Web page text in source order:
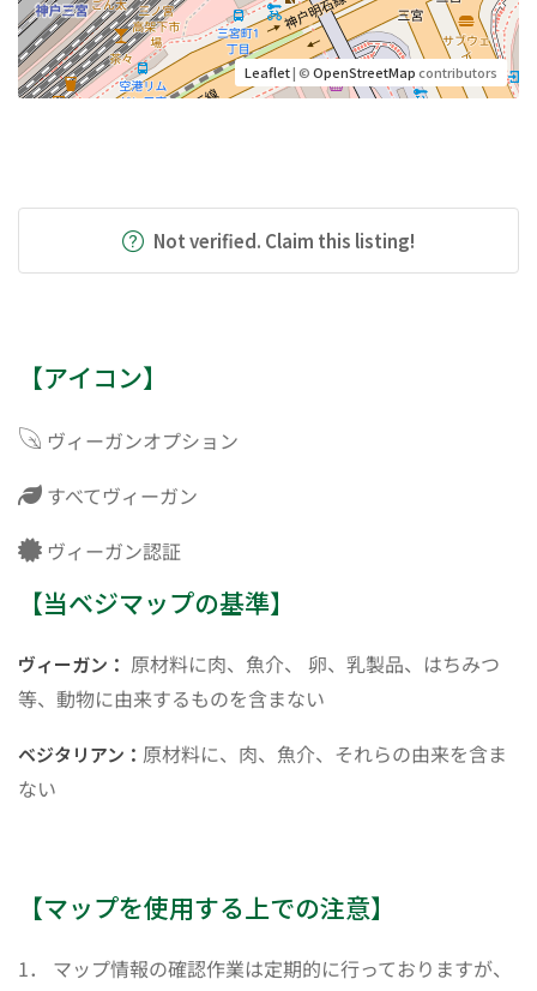
Leaflet| ©OpenStreetMapcontributors
Not verified. Claim this listing!
【アイコン】
ヴィーガンオプション
すべてヴィーガン
ヴィーガン認証
【当ベジマップの基準】
ヴィーガン： 原材料に肉、魚介、 卵、乳製品、はちみつ
等、動物に由来するものを含まない
ベジタリアン： 原材料に、肉、魚介、それらの由来を含ま
ない
【マップを使用する上での注意】
1． マップ情報の確認作業は定期的に行っておりますが、